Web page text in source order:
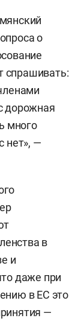
о
спрашивать:
дорожная
много
нет», —
в
и
даже при
в ЕС это
—